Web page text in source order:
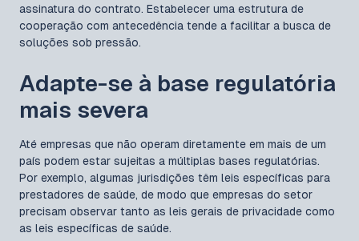
assinatura do contrato. Estabelecer uma estrutura de
cooperação com antecedência tende a facilitar a busca de
soluções sob pressão.
Adapte-se à base regulatória
mais severa
Até empresas que não operam diretamente em mais de um
país podem estar sujeitas a múltiplas bases regulatórias.
Por exemplo, algumas jurisdições têm leis específicas para
prestadores de saúde, de modo que empresas do setor
precisam observar tanto as leis gerais de privacidade como
as leis específicas de saúde.